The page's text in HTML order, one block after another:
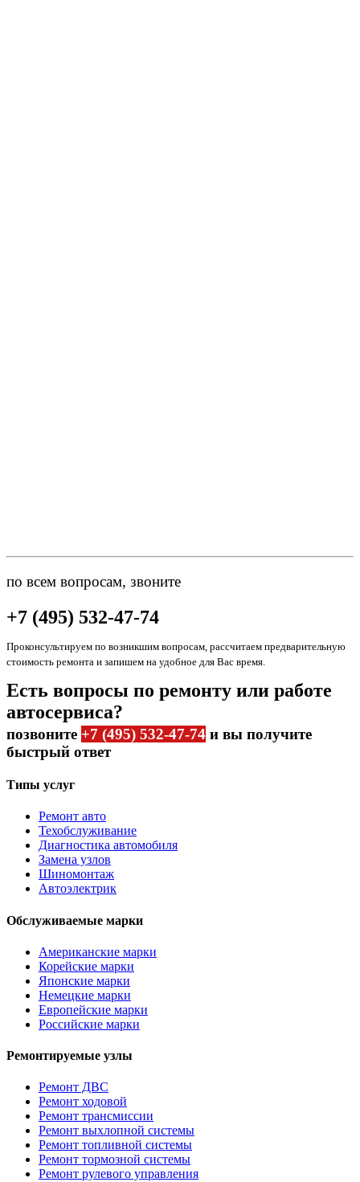
по всем вопросам, звоните
+7 (495) 532-47-74
Проконсультируем по возникшим вопросам, рассчитаем предварительную
стоимость ремонта и запишем на удобное для Вас время.
Есть вопросы по ремонту или работе
автосервиса?
позвоните +7 (495) 532-47-74 и вы получите
быстрый ответ
Типы услуг
Ремонт авто
Техобслуживание
Диагностика автомобиля
Замена узлов
Шиномонтаж
Автоэлектрик
Обслуживаемые марки
Американские марки
Корейские марки
Японские марки
Немецкие марки
Европейские марки
Российские марки
Ремонтируемые узлы
Ремонт ДВС
Ремонт ходовой
Ремонт трансмиссии
Ремонт выхлопной системы
Ремонт топливной системы
Ремонт тормозной системы
Ремонт рулевого управления